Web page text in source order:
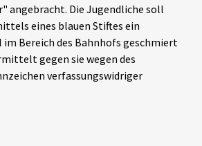
angebracht. Die Jugendliche soll
eines blauen Stiftes ein
im Bereich des Bahnhofs geschmiert
gegen sie wegen des
verfassungswidriger